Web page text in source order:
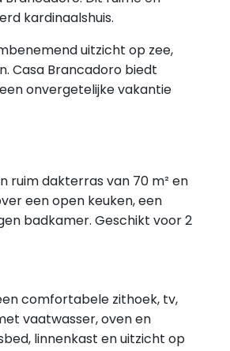
kardinaalshuis.
uitzicht op zee,
Casa Brancadoro biedt
onvergetelijke vakantie
ruim dakterras van 70 m² en
een open keuken, een
badkamer. Geschikt voor 2
comfortabele zithoek, tv,
vaatwasser, oven en
linnenkast en uitzicht op